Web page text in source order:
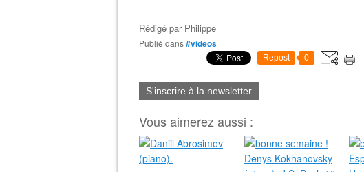
Rédigé par Philippe
Publié dans#videos
Repost 0
S'inscrire à la newsletter
Vous aimerez aussi :